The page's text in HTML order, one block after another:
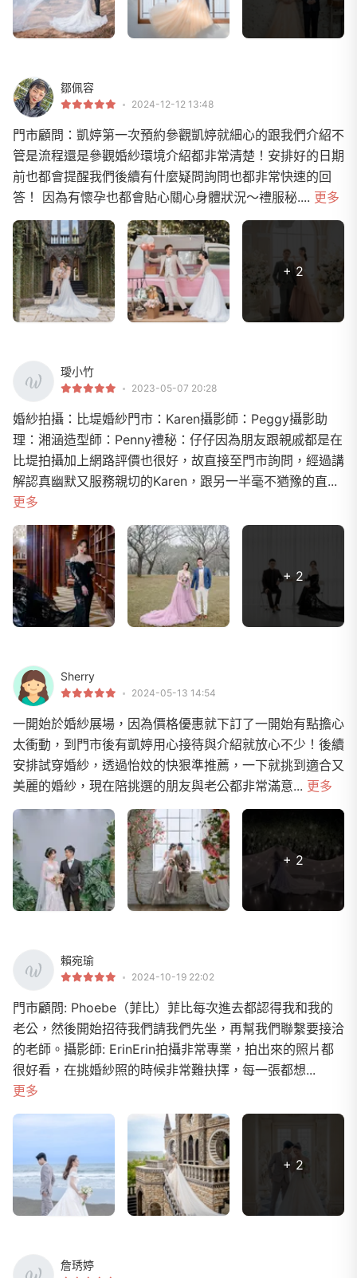
鄒佩容
2024-12-12 13:48
門市顧問：凱婷第一次預約參觀凱婷就細心的跟我們介紹不
管是流程還是參觀婚紗環境介紹都非常清楚！安排好的日期
前也都會提醒我們後續有什麼疑問詢問也都非常快速的回
答！ 因為有懷孕也都會貼心關心身體狀況～禮服秘.... 更多
+ 2
璦小竹
2023-05-07 20:28
婚紗拍攝：比堤婚紗門市：Karen攝影師：Peggy攝影助
理：湘涵造型師：Penny禮秘：仔仔因為朋友跟親戚都是在
比堤拍攝加上網路評價也很好，故直接至門市詢問，經過講
解認真幽默又服務親切的Karen，跟另一半毫不猶豫的直...
更多
+ 2
Sherry
2024-05-13 14:54
一開始於婚紗展場，因為價格優惠就下訂了一開始有點擔心
太衝動，到門市後有凱婷用心接待與介紹就放心不少！後續
安排試穿婚紗，透過怡妏的快狠準推薦，一下就挑到適合又
美麗的婚紗，現在陪挑選的朋友與老公都非常滿意... 更多
+ 2
賴宛瑜
2024-10-19 22:02
門市顧問: Phoebe（菲比）菲比每次進去都認得我和我的
老公，然後開始招待我們請我們先坐，再幫我們聯繫要接洽
的老師。攝影師: ErinErin拍攝非常專業，拍出來的照片都
很好看，在挑婚紗照的時候非常難抉擇，每一張都想...
更多
+ 2
詹琇婷